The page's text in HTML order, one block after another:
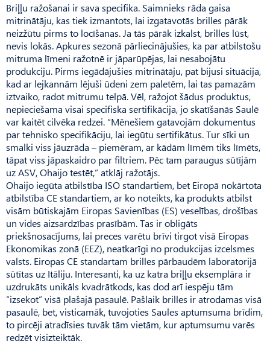
Briļļu ražošanai ir sava specifika. Saimnieks rāda gaisa
mitrinātāju, kas tiek izmantots, lai izgatavotās brilles pārāk
neizžūtu pirms to locīšanas. Ja tās pārāk izkalst, brilles lūst,
nevis lokās. Apkures sezonā pārliecinājušies, ka par atbilstošu
mitruma līmeni ražotnē ir jāparūpējas, lai nesabojātu
produkciju. Pirms iegādājušies mitrinātāju, pat bijusi situācija,
kad ar lejkannām lējuši ūdeni zem paletēm, lai tas pamazām
iztvaiko, radot mitrumu telpā. Vēl, ražojot šādus produktus,
nepieciešama visai specifiska sertifikācija, jo skatīšanās Saulē
var kaitēt cilvēka redzei. “Mēnešiem gatavojām dokumentus
par tehnisko specifikāciju, lai iegūtu sertifikātus. Tur sīki un
smalki viss jāuzrāda – piemēram, ar kādām līmēm tiks līmēts,
tāpat viss jāpaskaidro par filtriem. Pēc tam paraugus sūtījām
uz ASV, Ohaijo testēt,” atklāj ražotājs.
Ohaijo iegūta atbilstība ISO standartiem, bet Eiropā nokārtota
atbilstība CE standartiem, ar ko noteikts, ka produkts atbilst
visām būtiskajām Eiropas Savienības (ES) veselības, drošības
un vides aizsardzības prasībām. Tas ir obligāts
priekšnosacījums, lai preces varētu brīvi tirgot visā Eiropas
Ekonomikas zonā (EEZ), neatkarīgi no produkcijas izcelsmes
valsts. Eiro­pas CE standartam brilles pārbaudēm laboratorijā
sūtītas uz Itāliju. Interesanti, ka uz katra briļļu eksemplāra ir
uzdrukāts unikāls kvadrātkods, kas dod arī iespēju tām
“izsekot” visā plašajā pasaulē. Pašlaik brilles ir atrodamas visā
pasaulē, bet, visticamāk, tuvojoties Saules aptumsuma brīdim,
to pircēji atradīsies tuvāk tām vietām, kur aptumsumu varēs
redzēt visizteiktāk.